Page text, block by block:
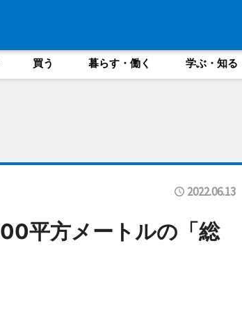
買う 暮らす・働く 学ぶ・知る
2022.06.13
平方メートルの「総